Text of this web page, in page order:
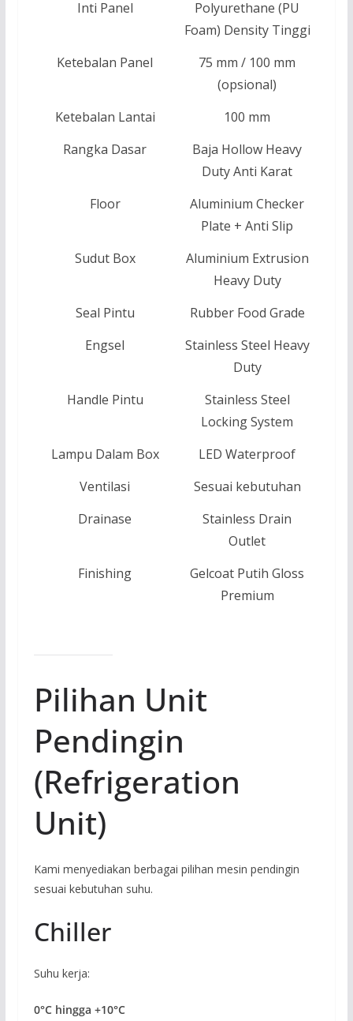
Inti Panel
Polyurethane (PU
Foam) Density Tinggi
Ketebalan Panel
75 mm / 100 mm
(opsional)
Ketebalan Lantai
100 mm
Rangka Dasar
Baja Hollow Heavy
Duty Anti Karat
Floor
Aluminium Checker
Plate + Anti Slip
Sudut Box
Aluminium Extrusion
Heavy Duty
Seal Pintu
Rubber Food Grade
Engsel
Stainless Steel Heavy
Duty
Handle Pintu
Stainless Steel
Locking System
Lampu Dalam Box
LED Waterproof
Ventilasi
Sesuai kebutuhan
Drainase
Stainless Drain
Outlet
Finishing
Gelcoat Putih Gloss
Premium
Pilihan Unit
Pendingin
(Refrigeration
Unit)
Kami menyediakan berbagai pilihan mesin pendingin
sesuai kebutuhan suhu.
Chiller
Suhu kerja:
0°C hingga +10°C